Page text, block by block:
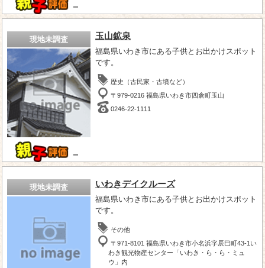
－
現地未調査
－
玉山鉱泉
福島県いわき市にある子供とお出かけスポット
です。
歴史（古民家・古墳など）
〒979-0216 福島県いわき市四倉町玉山
0246-22-1111
現地未調査 いわきデイクルーズ
福島県いわき市にある子供とお出かけスポット
です。
その他
〒971-8101 福島県いわき市小名浜字辰巳町43-1い
わき観光物産センター「いわき・ら・ら・ミュ
ウ」内